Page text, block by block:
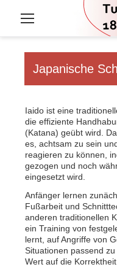
Japanische
Iaido ist eine
die effiziente
(Katana) geübt wird.
es, achtsam zu sein
reagieren zu können,
gezogen und noch
eingesetzt wird.
Anfänger lernen
Fußarbeit und
anderen traditionellen
ein Training von
lernt, auf Angriffe von
Situationen passend
Wert auf die